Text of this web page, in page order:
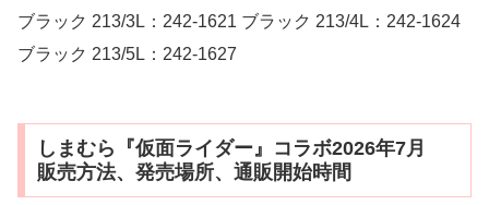
ブラック 213/3L：242-1621 ブラック 213/4L：242-1624
ブラック 213/5L：242-1627
しまむら『仮面ライダー』コラボ2026年7月
販売方法、発売場所、通販開始時間